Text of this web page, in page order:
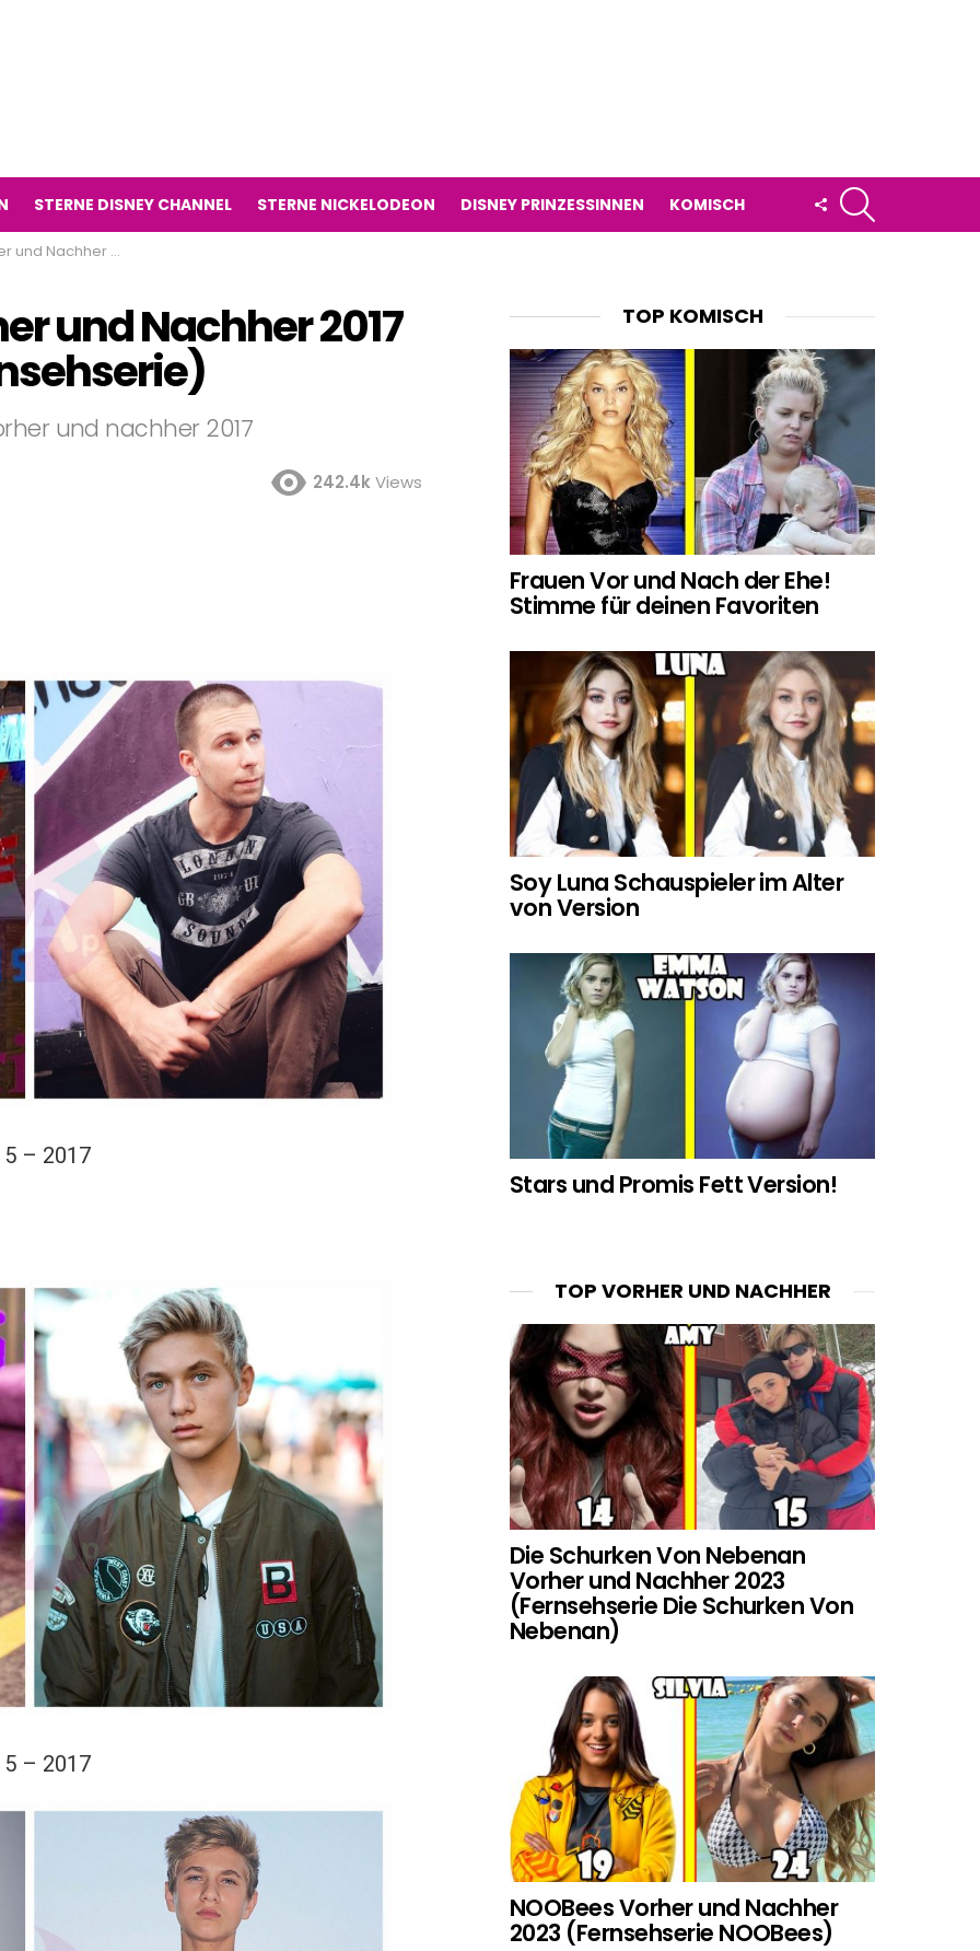
STERNE DISNEY CHANNEL STERNE NICKELODEON DISNEY PRINZESSINNEN KOMISCH
FOLLOW
US
Shakers Fernsehserie)
und Nachher 2017
und nachher 2017
242.4kViews
– 2017
– 2017
TOP KOMISCH
Frauen Vor und Nach der Ehe!
Stimme für deinen Favoriten
Soy Luna Schauspieler im Alter
von Version
Stars und Promis Fett Version!
TOP VORHER UND NACHHER
Die Schurken Von Nebenan
Vorher und Nachher 2023
(Fernsehserie Die Schurken Von
Nebenan)
NOOBees Vorher und Nachher
2023 (Fernsehserie NOOBees)